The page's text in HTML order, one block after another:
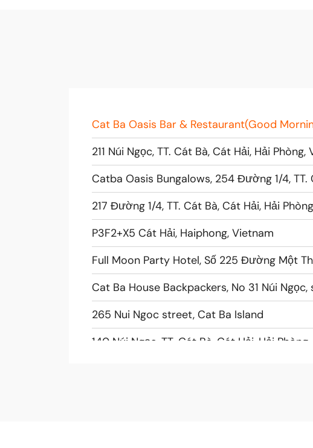
Cat Ba Oasis Bar & Restaurant(Good
211 Núi Ngọc, TT. Cát Bà, Cát Hải, Hải Phòng,
Catba Oasis Bungalows, 254 Đường 1/4, TT.
217 Đường 1/4, TT. Cát Bà, Cát Hải, Hải
P3F2+X5 Cát Hải, Haiphong, Vietnam
Full Moon Party Hotel, Số 225 Đường Một
Cat Ba House Backpackers, No 31 Núi
265 Nui Ngoc street, Cat Ba Island
140 Núi Ngọc, TT. Cát Bà, Cát Hải, Hải